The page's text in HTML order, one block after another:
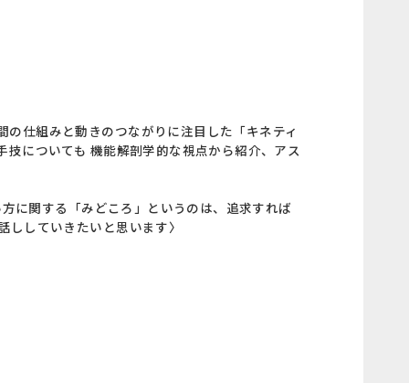
仕組みと動きのつながりに注目した「キネティ
についても 機能解剖学的な視点から紹介、アス
に関する「みどころ」というのは、追求すれば
していきたいと思います〉